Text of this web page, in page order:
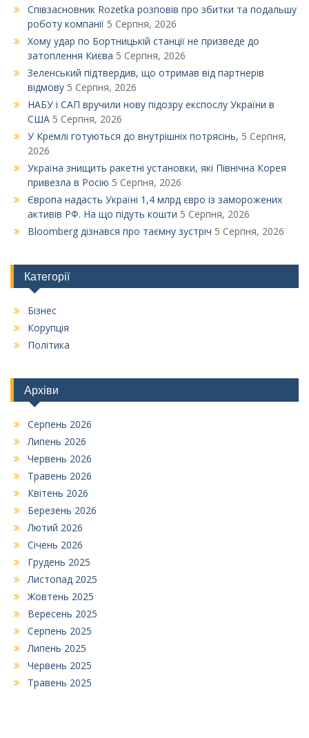
Співзасновник Rozetka розповів про збитки та подальшу
роботу компанії 5 Серпня, 2026
Xому удар по Бортницькій станції не призведе до
затоплення Києва 5 Серпня, 2026
Зеленський підтвердив, що отримав від партнерів
відмову 5 Серпня, 2026
НАБУ і САП вручили нову підозру експослу України в
США 5 Серпня, 2026
У Кремлі готуються до внутрішніх потрясінь, 5 Серпня,
2026
Україна знищить ракетні установки, які Північна Корея
привезла в Росію 5 Серпня, 2026
Європа надасть Україні 1,4 млрд євро із заморожених
активів РФ. На що підуть кошти 5 Серпня, 2026
Bloomberg дізнався про таємну зустріч 5 Серпня, 2026
Категорії
Бізнес
Корупція
Політика
Архіви
Серпень 2026
Липень 2026
Червень 2026
Травень 2026
Квітень 2026
Березень 2026
Лютий 2026
Січень 2026
Грудень 2025
Листопад 2025
Жовтень 2025
Вересень 2025
Серпень 2025
Липень 2025
Червень 2025
Травень 2025